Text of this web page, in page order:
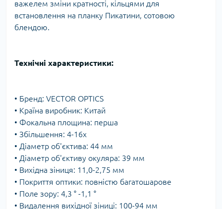
важелем зміни кратності, кільцями для
встановлення на планку Пикатини, сотовою
блендою.
Технічні характеристики:
• Бренд: VECTOR OPTICS
• Країна виробник: Китай
• Фокальна площина: перша
• Збільшення: 4-16x
• Діаметр об'єктива: 44 мм
• Діаметр об'єктиву окуляра: 39 мм
• Вихідна зіниця: 11,0-2,75 мм
• Покриття оптики: повністю багатошарове
• Поле зору: 4,3 ° -1,1 °
• Видалення вихідної зіниці: 100-94 мм